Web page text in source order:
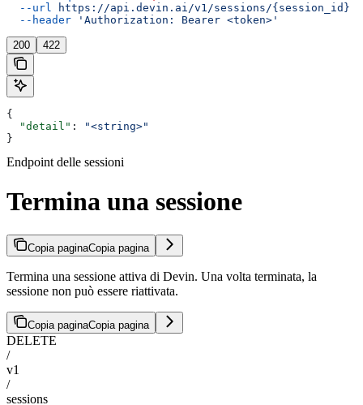
  --url
https://api.devin.ai/v1/sessions/{session_id}
  --header
'Authorization: Bearer <token>'
200 422
{
  "detail"
:
"<string>"
}
Endpoint delle sessioni
Termina una sessione
Copia paginaCopia pagina
Termina una sessione attiva di Devin. Una volta terminata, la
sessione non può essere riattivata.
Copia paginaCopia pagina
DELETE
/
v1
/
sessions